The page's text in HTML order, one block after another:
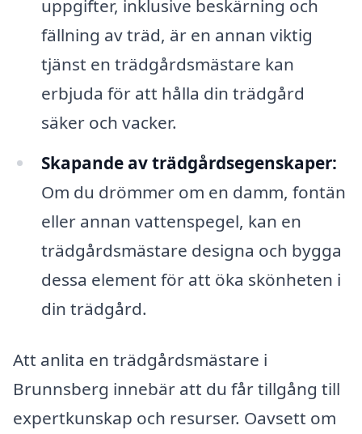
uppgifter, inklusive beskärning och
fällning av träd, är en annan viktig
tjänst en trädgårdsmästare kan
erbjuda för att hålla din trädgård
säker och vacker.
Skapande av trädgårdsegenskaper:
Om du drömmer om en damm, fontän
eller annan vattenspegel, kan en
trädgårdsmästare designa och bygga
dessa element för att öka skönheten i
din trädgård.
Att anlita en trädgårdsmästare i
Brunnsberg innebär att du får tillgång till
expertkunskap och resurser. Oavsett om